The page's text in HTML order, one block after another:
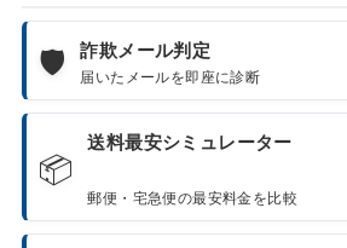
🛡️ 詐欺メール判定
届いたメールを即座に診断
📦
送料最安シミュレーター
郵便・宅急便の最安料金を比較